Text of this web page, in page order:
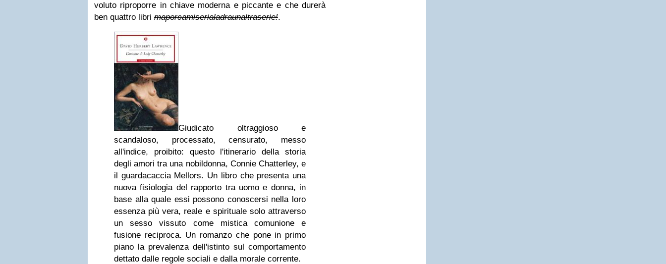
voluto riproporre in chiave moderna e piccante e che durerà
ben quattro libri maporcamiserialadraunaltraserie!.
Giudicato oltraggioso e
scandaloso, processato, censurato, messo
all'indice, proibito: questo l'itinerario della storia
degli amori tra una nobildonna, Connie Chatterley, e
il guardacaccia Mellors. Un libro che presenta una
nuova fisiologia del rapporto tra uomo e donna, in
base alla quale essi possono conoscersi nella loro
essenza più vera, reale e spirituale solo attraverso
un sesso vissuto come mistica comunione e
fusione reciproca. Un romanzo che pone in primo
piano la prevalenza dell'istinto sul comportamento
dettato dalle regole sociali e dalla morale corrente.